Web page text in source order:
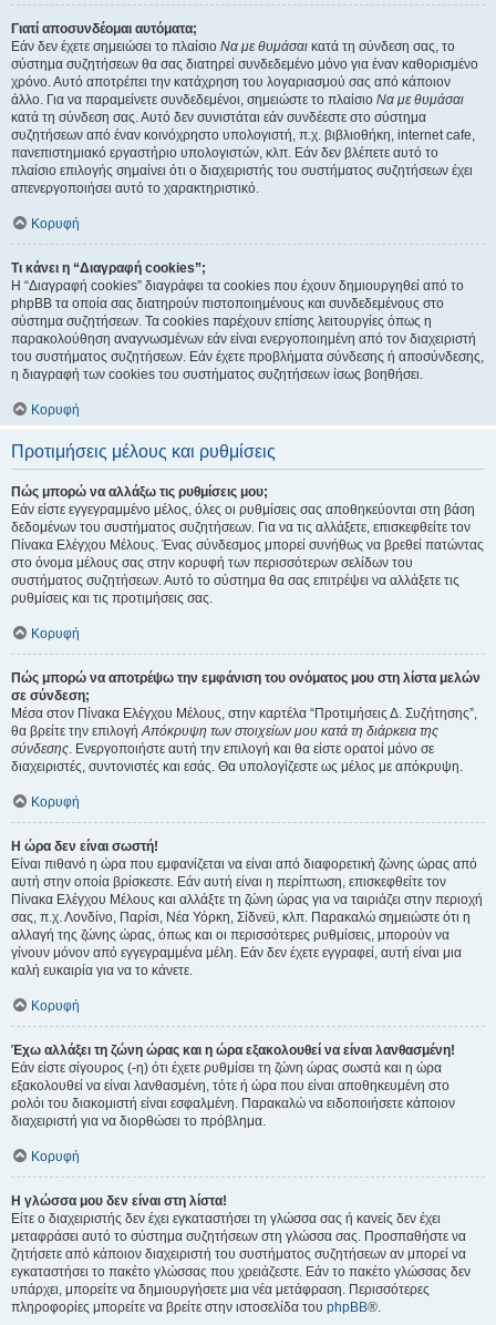
Γιατί αποσυνδέομαι αυτόματα;
Εάν δεν έχετε σημειώσει το πλαίσιο Να με θυμάσαι κατά τη σύνδεση σας, το
σύστημα συζητήσεων θα σας διατηρεί συνδεδεμένο μόνο για έναν καθορισμένο
χρόνο. Αυτό αποτρέπει την κατάχρηση του λογαριασμού σας από κάποιον
άλλο. Για να παραμείνετε συνδεδεμένοι, σημειώστε το πλαίσιο Να με θυμάσαι
κατά τη σύνδεση σας. Αυτό δεν συνιστάται εάν συνδέεστε στο σύστημα
συζητήσεων από έναν κοινόχρηστο υπολογιστή, π.χ. βιβλιοθήκη, internet cafe,
πανεπιστημιακό εργαστήριο υπολογιστών, κλπ. Εάν δεν βλέπετε αυτό το
πλαίσιο επιλογής σημαίνει ότι ο διαχειριστής του συστήματος συζητήσεων έχει
απενεργοποιήσει αυτό το χαρακτηριστικό.
Κορυφή
Τι κάνει η “Διαγραφή cookies”;
Η “Διαγραφή cookies” διαγράφει τα cookies που έχουν δημιουργηθεί από το
phpBB τα οποία σας διατηρούν πιστοποιημένους και συνδεδεμένους στο
σύστημα συζητήσεων. Τα cookies παρέχουν επίσης λειτουργίες όπως η
παρακολούθηση αναγνωσμένων εάν είναι ενεργοποιημένη από τον διαχειριστή
του συστήματος συζητήσεων. Εάν έχετε προβλήματα σύνδεσης ή αποσύνδεσης,
η διαγραφή των cookies του συστήματος συζητήσεων ίσως βοηθήσει.
Κορυφή
Προτιμήσεις μέλους και ρυθμίσεις
Πώς μπορώ να αλλάξω τις ρυθμίσεις μου;
Εάν είστε εγγεγραμμένο μέλος, όλες οι ρυθμίσεις σας αποθηκεύονται στη βάση
δεδομένων του συστήματος συζητήσεων. Για να τις αλλάξετε, επισκεφθείτε τον
Πίνακα Ελέγχου Μέλους. Ένας σύνδεσμος μπορεί συνήθως να βρεθεί πατώντας
στο όνομα μέλους σας στην κορυφή των περισσότερων σελίδων του
συστήματος συζητήσεων. Αυτό το σύστημα θα σας επιτρέψει να αλλάξετε τις
ρυθμίσεις και τις προτιμήσεις σας.
Κορυφή
Πώς μπορώ να αποτρέψω την εμφάνιση του ονόματος μου στη λίστα μελών
σε σύνδεση;
Μέσα στον Πίνακα Ελέγχου Μέλους, στην καρτέλα “Προτιμήσεις Δ. Συζήτησης”,
θα βρείτε την επιλογήΑπόκρυψη των στοιχείων μου κατά τη διάρκεια της
σύνδεσης. Ενεργοποιήστε αυτή την επιλογή και θα είστε ορατοί μόνο σε
διαχειριστές, συντονιστές και εσάς. Θα υπολογίζεστε ως μέλος με απόκρυψη.
Κορυφή
Η ώρα δεν είναι σωστή!
Είναι πιθανό η ώρα που εμφανίζεται να είναι από διαφορετική ζώνης ώρας από
αυτή στην οποία βρίσκεστε. Εάν αυτή είναι η περίπτωση, επισκεφθείτε τον
Πίνακα Ελέγχου Μέλους και αλλάξτε τη ζώνη ώρας για να ταιριάζει στην περιοχή
σας, π.χ. Λονδίνο, Παρίσι, Νέα Υόρκη, Σίδνεϋ, κλπ. Παρακαλώ σημειώστε ότι η
αλλαγή της ζώνης ώρας, όπως και οι περισσότερες ρυθμίσεις, μπορούν να
γίνουν μόνον από εγγεγραμμένα μέλη. Εάν δεν έχετε εγγραφεί, αυτή είναι μια
καλή ευκαιρία για να το κάνετε.
Κορυφή
Έχω αλλάξει τη ζώνη ώρας και η ώρα εξακολουθεί να είναι λανθασμένη!
Εάν είστε σίγουρος (-η) ότι έχετε ρυθμίσει τη ζώνη ώρας σωστά και η ώρα
εξακολουθεί να είναι λανθασμένη, τότε ή ώρα που είναι αποθηκευμένη στο
ρολόι του διακομιστή είναι εσφαλμένη. Παρακαλώ να ειδοποιήσετε κάποιον
διαχειριστή για να διορθώσει το πρόβλημα.
Κορυφή
Η γλώσσα μου δεν είναι στη λίστα!
Είτε ο διαχειριστής δεν έχει εγκαταστήσει τη γλώσσα σας ή κανείς δεν έχει
μεταφράσει αυτό το σύστημα συζητήσεων στη γλώσσα σας. Προσπαθήστε να
ζητήσετε από κάποιον διαχειριστή του συστήματος συζητήσεων αν μπορεί να
εγκαταστήσει το πακέτο γλώσσας που χρειάζεστε. Εάν το πακέτο γλώσσας δεν
υπάρχει, μπορείτε να δημιουργήσετε μια νέα μετάφραση. Περισσότερες
πληροφορίες μπορείτε να βρείτε στην ιστοσελίδα του phpBB®.